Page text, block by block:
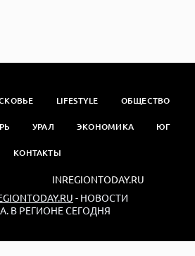
LIFESTYLE ОБЩЕСТВО
УРАЛ ЭКОНОМИКА ЮГ
КОНТАКТЫ
- НОВОСТИ
В РЕГИОНЕ СЕГОДНЯ